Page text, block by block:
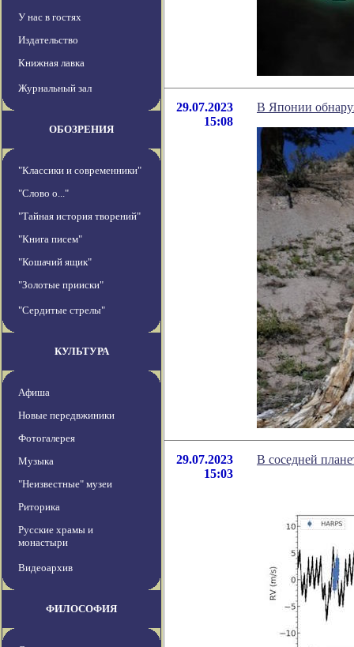
У нас в гостях
Издательство
Книжная лавка
Журнальный зал
ОБОЗРЕНИЯ
"Классики и современники"
"Слово о..."
"Тайная история творений"
"Книга писем"
"Кошачий ящик"
"Золотые прииски"
"Сердитые стрелы"
КУЛЬТУРА
Афиша
Новые передвжиники
Фотогалерея
Музыка
"Неизвестные" музеи
Риторика
Русские храмы и
монастыри
Видеоархив
ФИЛОСОФИЯ
29.07.2023
15:08
В Японии
29.07.2023
15:03
В соседней